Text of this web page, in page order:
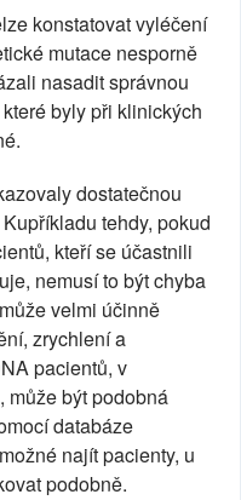
konstatovat vyléčení
mutace nesporně
nasadit správnou
byly při klinických
dostatečnou
tehdy, pokud
kteří se účastnili
nemusí to být chyba
velmi účinně
zrychlení a
pacientů, v
může být podobná
databáze
najít pacienty, u
podobně.